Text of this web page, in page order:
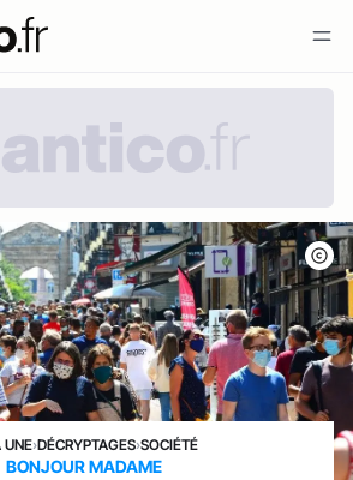
UNE›DÉCRYPTAGES›SOCIÉTÉ
BONJOUR MADAME